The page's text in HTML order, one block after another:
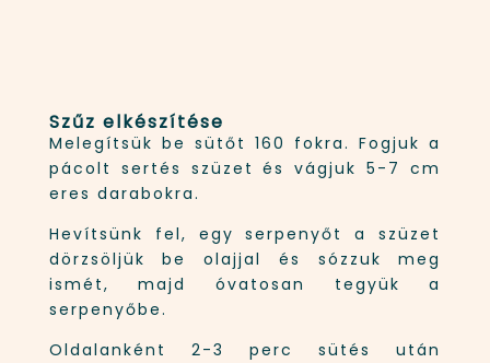
Szűz elkészítése
Melegítsük be sütőt 160 fokra. Fogjuk a
pácolt sertés szüzet és vágjuk 5-7 cm
eres darabokra.
Hevítsünk fel, egy serpenyőt a szüzet
dörzsöljük be olajjal és sózzuk meg
ismét, majd óvatosan tegyük a
serpenyőbe.
Oldalanként 2-3 perc sütés után